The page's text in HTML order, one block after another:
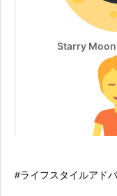
#ライフスタイルアド